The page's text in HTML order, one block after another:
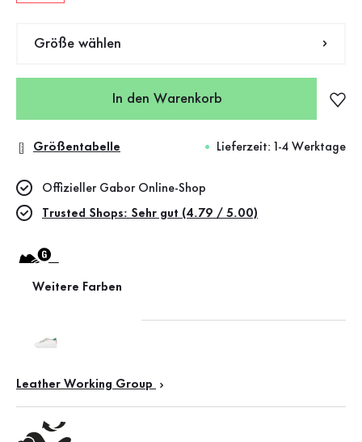
Größe wählen
In den Warenkorb
Größentabelle Lieferzeit: 1-4 Werktage
Weitere Farben
Offizieller Gabor Online-Shop
Trusted Shops: Sehr gut (4.79 / 5.00)
Leather Working Group